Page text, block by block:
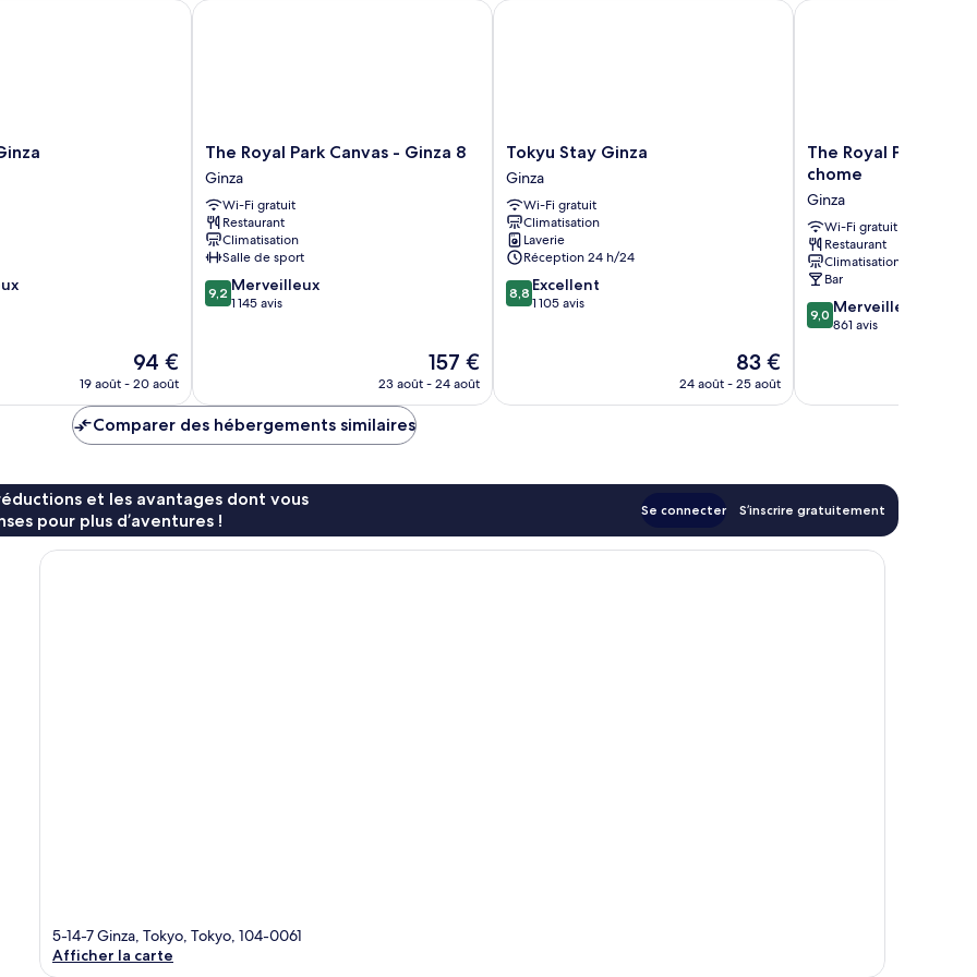
Le
nouveau
de
94 €
19 août - 20 août
The
Royal
Park
Canvas
-
Ginza
8
Ginza
The Royal Park Canvas - Ginza 8
Ginza
Wi-Fi gratuit
Restaurant
Climatisation
Salle de sport
9.2
sur
9,2 Merveilleux
1 145 avis
Le
nouveau
157 €
23 août - 24 août
The Royal Park Canvas - Ginza 8
Tokyu
Stay
Ginza
Ginza
Tokyu Stay Ginza
Ginza
Wi-Fi gratuit
Climatisation
Laverie
Réception 24 h/24
8.8
sur
8,8 Excellent
1 105 avis
Le
nouveau
83 €
24 août - 25 août
Tokyu Stay Ginza
The
Royal
Hotel
Ginza
6-
chome
Ginza
The Royal Park
chome
Ginza
Wi-Fi gratuit
Restaurant
Climatisation
Bar
9.0
sur
9,0 Merveilleux
861 avis
The Royal Park Hotel
Comparer des hébergements similaires
et les avantages dont vous
pour plus d’aventures !
Se connecter S’inscrire gratuitement
5-14-7 Ginza, Tokyo, Tokyo, 104-0061
Afficher la carte